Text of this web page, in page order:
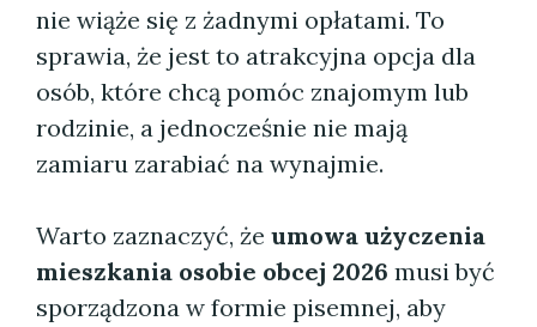
nie wiąże się z żadnymi opłatami. To
sprawia, że jest to atrakcyjna opcja dla
osób, które chcą pomóc znajomym lub
rodzinie, a jednocześnie nie mają
zamiaru zarabiać na wynajmie.
Warto zaznaczyć, że umowa użyczenia
mieszkania osobie obcej 2026 musi być
sporządzona w formie pisemnej, aby